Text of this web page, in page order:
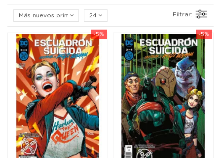
Más nuevos primero 24 Filtrar:
-5% -5%